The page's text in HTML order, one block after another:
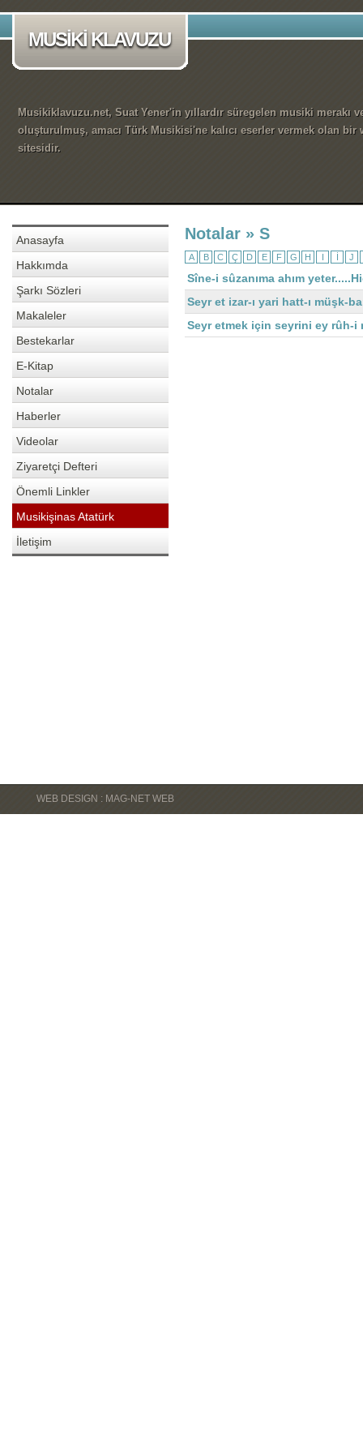
MUSİKİ KLAVUZU
Musikiklavuzu.net, Suat Yener'in yıllardır süregelen musiki merakı
oluşturulmuş, amacı Türk Musikisi'ne kalıcı eserler vermek olan bir
sitesidir.
Anasayfa
Hakkımda
Şarkı Sözleri
Makaleler
Bestekarlar
E-Kitap
Notalar
Haberler
Videolar
Ziyaretçi Defteri
Önemli Linkler
Musikişinas Atatürk
İletişim
Notalar » S
A B C Ç D E F G H I İ J
Sîne-i sûzanıma ahım
Seyr et izar-ı yari hatt-ı müşk-
Seyr etmek için seyrini ey rûh-i
WEB DESIGN : MAG-NET WEB